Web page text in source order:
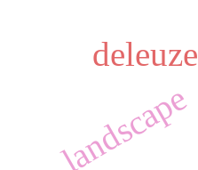
deleuze
landscape